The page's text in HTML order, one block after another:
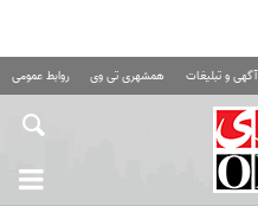
آگهی و تبلیغات همشهری تی وی روابط عمومی